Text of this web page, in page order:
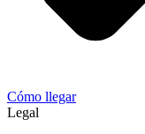
Cómo llegar
Legal